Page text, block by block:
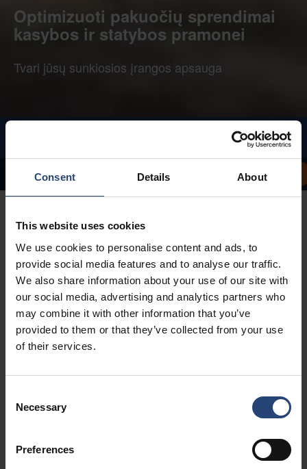
Consent Details About
This website uses cookies
We use cookies to personalise content and ads, to
provide social media features and to analyse our traffic.
We also share information about your use of our site with
our social media, advertising and analytics partners who
may combine it with other information that you’ve
provided to them or that they’ve collected from your use
of their services.
Selection
Necessary
Preferences
Optimizuoti pakuočių sprendimai
kasybos ir statybos pramonei
Tvari jūsų sunkiosios įrangos apsauga
Mūsų sprendimai Mūsų paslaugosĮžvalgos Susisiekite su mumis
Mes pasirūpinome jumis -
nuo agregatų ir statybinės